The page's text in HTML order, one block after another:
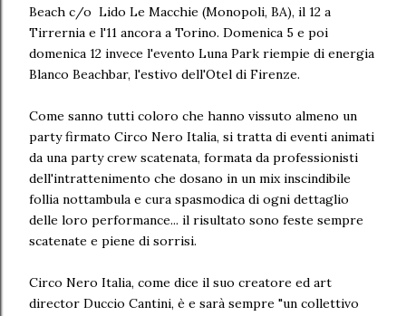
Beach c/o Lido Le Macchie (Monopoli, BA), il 12 a
Tirrernia e l'11 ancora a Torino. Domenica 5 e poi
domenica 12 invece l'evento Luna Park riempie di energia
Blanco Beachbar, l'estivo dell'Otel di Firenze.
Come sanno tutti coloro che hanno vissuto almeno un
party firmato Circo Nero Italia, si tratta di eventi animati
da una party crew scatenata, formata da professionisti
dell'intrattenimento che dosano in un mix inscindibile
follia nottambula e cura spasmodica di ogni dettaglio
delle loro performance... il risultato sono feste sempre
scatenate e piene di sorrisi.
Circo Nero Italia, come dice il suo creatore ed art
director Duccio Cantini, è e sarà sempre "un collettivo